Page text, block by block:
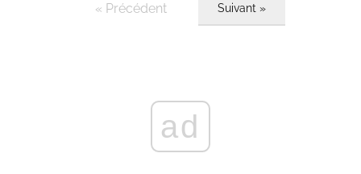
« Précédent Suivant »
ad